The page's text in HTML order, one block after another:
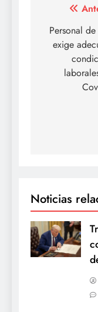
de
Personal
exige
Noticias